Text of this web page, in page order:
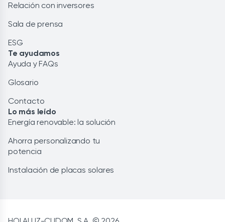
Relación con inversores
Sala de prensa
ESG
Te ayudamos
Ayuda y FAQs
Glosario
Contacto
Lo más leído
Energía renovable: la solución
Ahorra personalizando tu
potencia
Instalación de placas solares